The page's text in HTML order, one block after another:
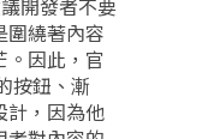
開發者不要
圍繞著內容
。因此，官
按鈕、漸
計，因為他